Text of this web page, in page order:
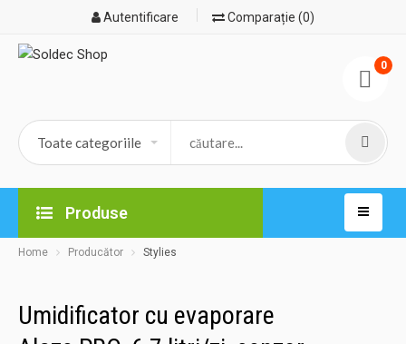
Autentificare Comparație (0)
0
Produse
Home Producător Stylies
Umidificator cu evaporare